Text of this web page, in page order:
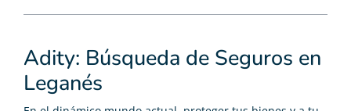
Adity: Búsqueda de Seguros en
Leganés